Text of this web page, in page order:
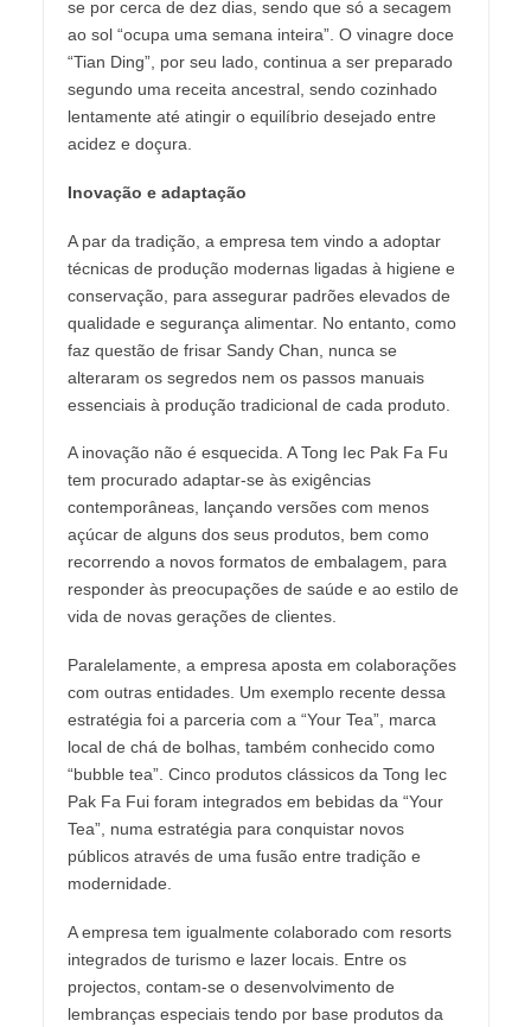
se por cerca de dez dias, sendo que só a secagem
ao sol “ocupa uma semana inteira”. O vinagre doce
“Tian Ding”, por seu lado, continua a ser preparado
segundo uma receita ancestral, sendo cozinhado
lentamente até atingir o equilíbrio desejado entre
acidez e doçura.
Inovação e adaptação
A par da tradição, a empresa tem vindo a adoptar
técnicas de produção modernas ligadas à higiene e
conservação, para assegurar padrões elevados de
qualidade e segurança alimentar. No entanto, como
faz questão de frisar Sandy Chan, nunca se
alteraram os segredos nem os passos manuais
essenciais à produção tradicional de cada produto.
A inovação não é esquecida. A Tong Iec Pak Fa Fu
tem procurado adaptar-se às exigências
contemporâneas, lançando versões com menos
açúcar de alguns dos seus produtos, bem como
recorrendo a novos formatos de embalagem, para
responder às preocupações de saúde e ao estilo de
vida de novas gerações de clientes.
Paralelamente, a empresa aposta em colaborações
com outras entidades. Um exemplo recente dessa
estratégia foi a parceria com a “Your Tea”, marca
local de chá de bolhas, também conhecido como
“bubble tea”. Cinco produtos clássicos da Tong Iec
Pak Fa Fui foram integrados em bebidas da “Your
Tea”, numa estratégia para conquistar novos
públicos através de uma fusão entre tradição e
modernidade.
A empresa tem igualmente colaborado com resorts
integrados de turismo e lazer locais. Entre os
projectos, contam-se o desenvolvimento de
lembranças especiais tendo por base produtos da